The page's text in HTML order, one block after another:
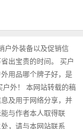
户外装备以及促销信
出宝贵的时间。 买户
用品哪个牌子好，是
外！ 本网站转载的稿
及用于网络分享，并
与作者本人取得联
，请与本网站联系